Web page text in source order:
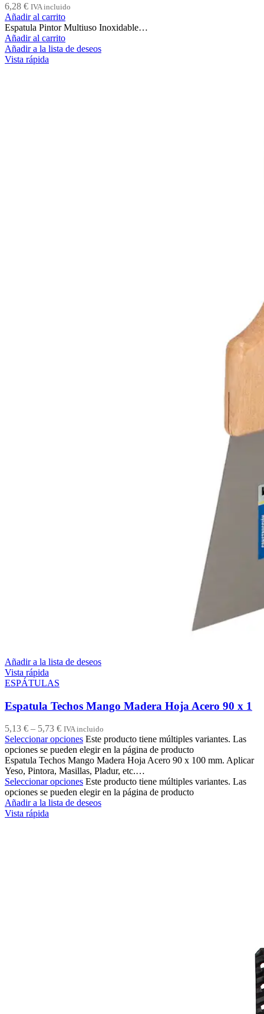
6,28 € IVA incluido
Añadir al carrito
Espatula Pintor Multiuso Inoxidable…
Añadir al carrito
Añadir a la lista de deseos
Vista rápida
Añadir a la lista de deseos
Vista rápida
ESPÁTULAS
Espatula Techos Mango Madera Hoja Acero 90 x 1
5,13 € – 5,73 € IVA incluido
Seleccionar opciones Este producto tiene múltiples variantes. Las
opciones se pueden elegir en la página de producto
Espatula Techos Mango Madera Hoja Acero 90 x 100 mm. Aplicar
Yeso, Pintora, Masillas, Pladur, etc.…
Seleccionar opciones Este producto tiene múltiples variantes. Las
opciones se pueden elegir en la página de producto
Añadir a la lista de deseos
Vista rápida